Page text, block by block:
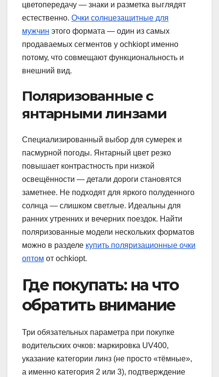
цветопередачу — знаки и разметка выглядят
естественно. Очки солнцезащитные для
мужчин этого формата — один из самых
продаваемых сегментов у ochkiopt именно
потому, что совмещают функциональность и
внешний вид.
Поляризованные с
янтарными линзами
Специализированный выбор для сумерек и
пасмурной погоды. Янтарный цвет резко
повышает контрастность при низкой
освещённости — детали дороги становятся
заметнее. Не подходят для яркого полуденного
солнца — слишком светлые. Идеальны для
ранних утренних и вечерних поездок. Найти
поляризованные модели нескольких форматов
можно в разделе купить поляризационные очки
оптом от ochkiopt.
Где покупать: на что
обратить внимание
Три обязательных параметра при покупке
водительских очков: маркировка UV400,
указание категории линз (не просто «тёмные»,
а именно категория 2 или 3), подтверждение